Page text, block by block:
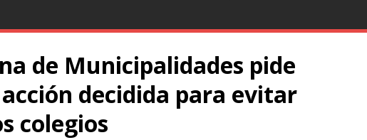
de Municipalidades pide
decidida para evitar
colegios